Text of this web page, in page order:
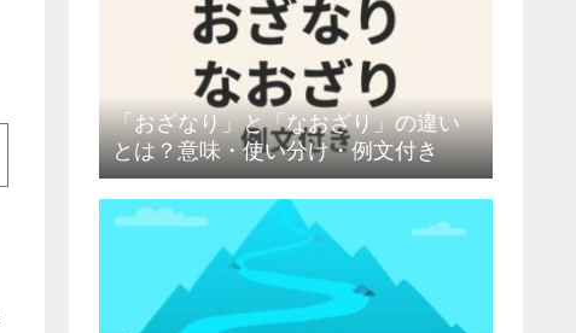
「おざなり」と「なおざり」の違い
とは？意味・使い分け・例文付き